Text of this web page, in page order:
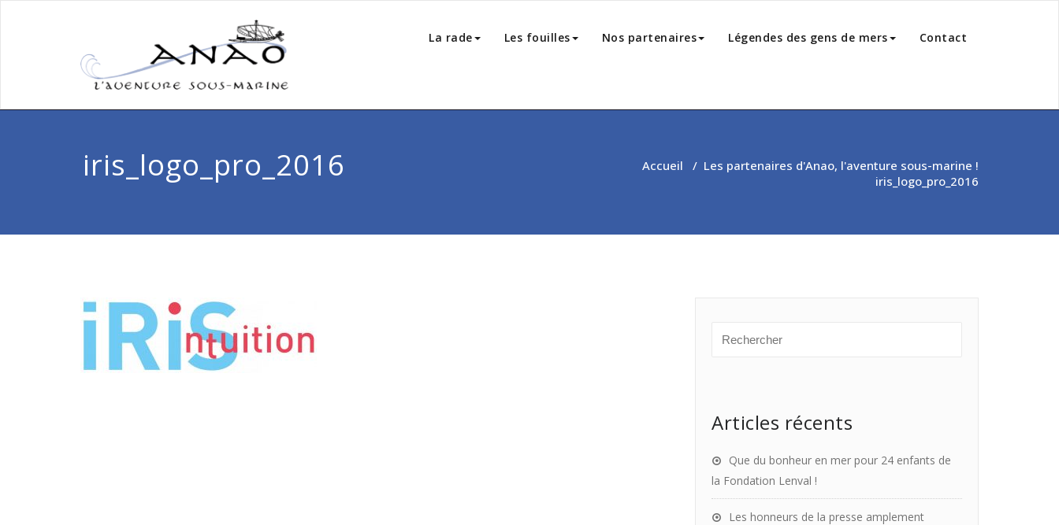
La rade Les fouilles Nos partenaires Légendes des gens de mers Contact
iris_logo_pro_2016 Accueil / Les partenaires d'Anao, l'aventure sous-marine !
iris_logo_pro_2016
Articles récents
Que du bonheur en mer pour 24 enfants de
la Fondation Lenval !
Les honneurs de la presse amplement